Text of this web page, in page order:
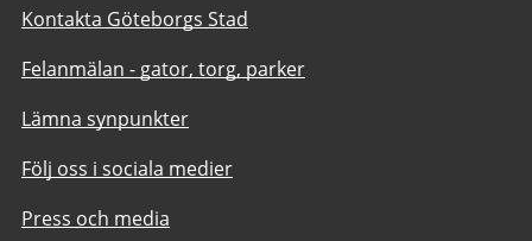
Kontakta Göteborgs Stad
Felanmälan - gator, torg, parker
Lämna synpunkter
Följ oss i sociala medier
Press och media